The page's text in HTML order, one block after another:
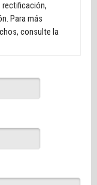
rectificación,
Para más
consulte la